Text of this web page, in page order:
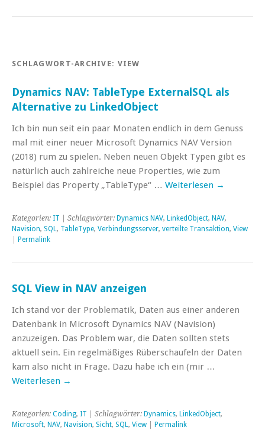
SCHLAGWORT-ARCHIVE: VIEW
Dynamics NAV: TableType ExternalSQL als
Alternative zu LinkedObject
Ich bin nun seit ein paar Monaten endlich in dem Genuss
mal mit einer neuer Microsoft Dynamics NAV Version
(2018) rum zu spielen. Neben neuen Objekt Typen gibt es
natürlich auch zahlreiche neue Properties, wie zum
Beispiel das Property „TableType“ … Weiterlesen →
Kategorien: IT | Schlagwörter: Dynamics NAV, LinkedObject, NAV,
Navision, SQL, TableType, Verbindungsserver, verteilte Transaktion, View
Permalink
SQL View in NAV anzeigen
Ich stand vor der Problematik, Daten aus einer anderen
Datenbank in Microsoft Dynamics NAV (Navision)
anzuzeigen. Das Problem war, die Daten sollten stets
aktuell sein. Ein regelmäßiges Rüberschaufeln der Daten
kam also nicht in Frage. Dazu habe ich ein (mir …
Weiterlesen →
Kategorien: Coding, IT | Schlagwörter: Dynamics, LinkedObject,
Microsoft, NAV, Navision, Sicht, SQL, View Permalink